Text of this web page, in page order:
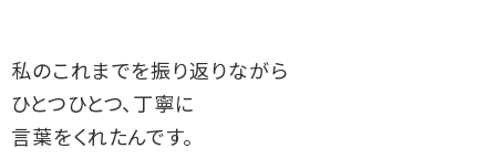
私のこれまでを振り返りながら
ひとつひとつ、丁寧に
言葉をくれたんです。